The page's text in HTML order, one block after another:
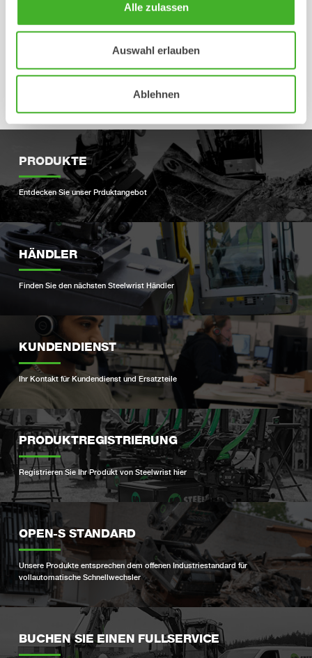
Alle zulassen
Auswahl erlauben
Ablehnen
couplers
for excavators, S
standard
PRODUKTE
Entdecken Sie unser Prduktangebot
HÄNDLER
Finden Sie den nächsten Steelwrist Händler
KUNDENDIENST
Ihr Kontakt für Kundendienst und Ersatzteile
PRODUKTREGISTRIERUNG
Registrieren Sie Ihr Produkt von Steelwrist hier
OPEN-S STANDARD
Unsere Produkte entsprechen dem offenen Industriestandard für
vollautomatische Schnellwechsler
BUCHEN SIE EINEN FULLSERVICE